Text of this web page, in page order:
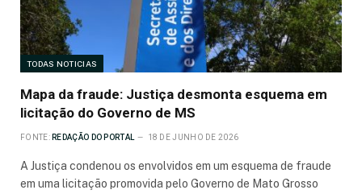
TODAS NOTICIAS
Mapa da fraude: Justiça desmonta esquema em
licitação do Governo de MS
FONTE: REDAÇÃO DO PORTAL 18 DE JUNHO DE 2026
A Justiça condenou os envolvidos em um esquema de fraude
em uma licitação promovida pelo Governo de Mato Grosso